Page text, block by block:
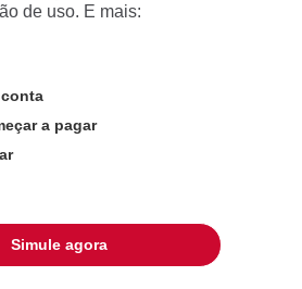
de uso. E mais:
a pagar
Simule agora